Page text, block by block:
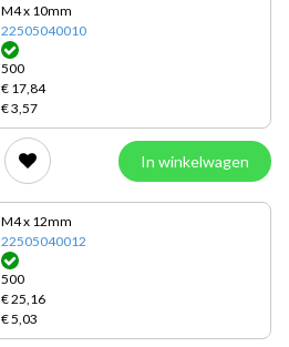
M4 x 10mm
22505040010
500
€ 17,84
€ 3,57
In winkelwagen
M4 x 12mm
22505040012
500
€ 25,16
€ 5,03